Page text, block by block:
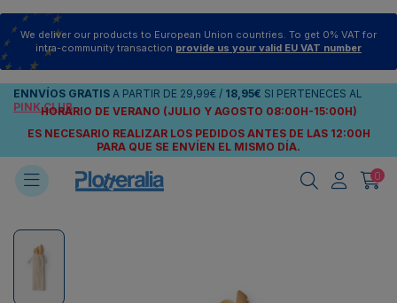
We deliver our products to European Union countries. To get 0% VAT for
intra-community transaction provide us your valid EU VAT number
ENNVÍOS GRATIS A PARTIR DE 29,99€ / 18,95€ SI PERTENECES AL
PINK CLUB
HORARIO DE VERANO (JULIO Y AGOSTO 08:00H-15:00H)
ES NECESARIO REALIZAR LOS PEDIDOS ANTES DE LAS 12:00H
PARA QUE SE ENVÍEN EL MISMO DÍA.
0